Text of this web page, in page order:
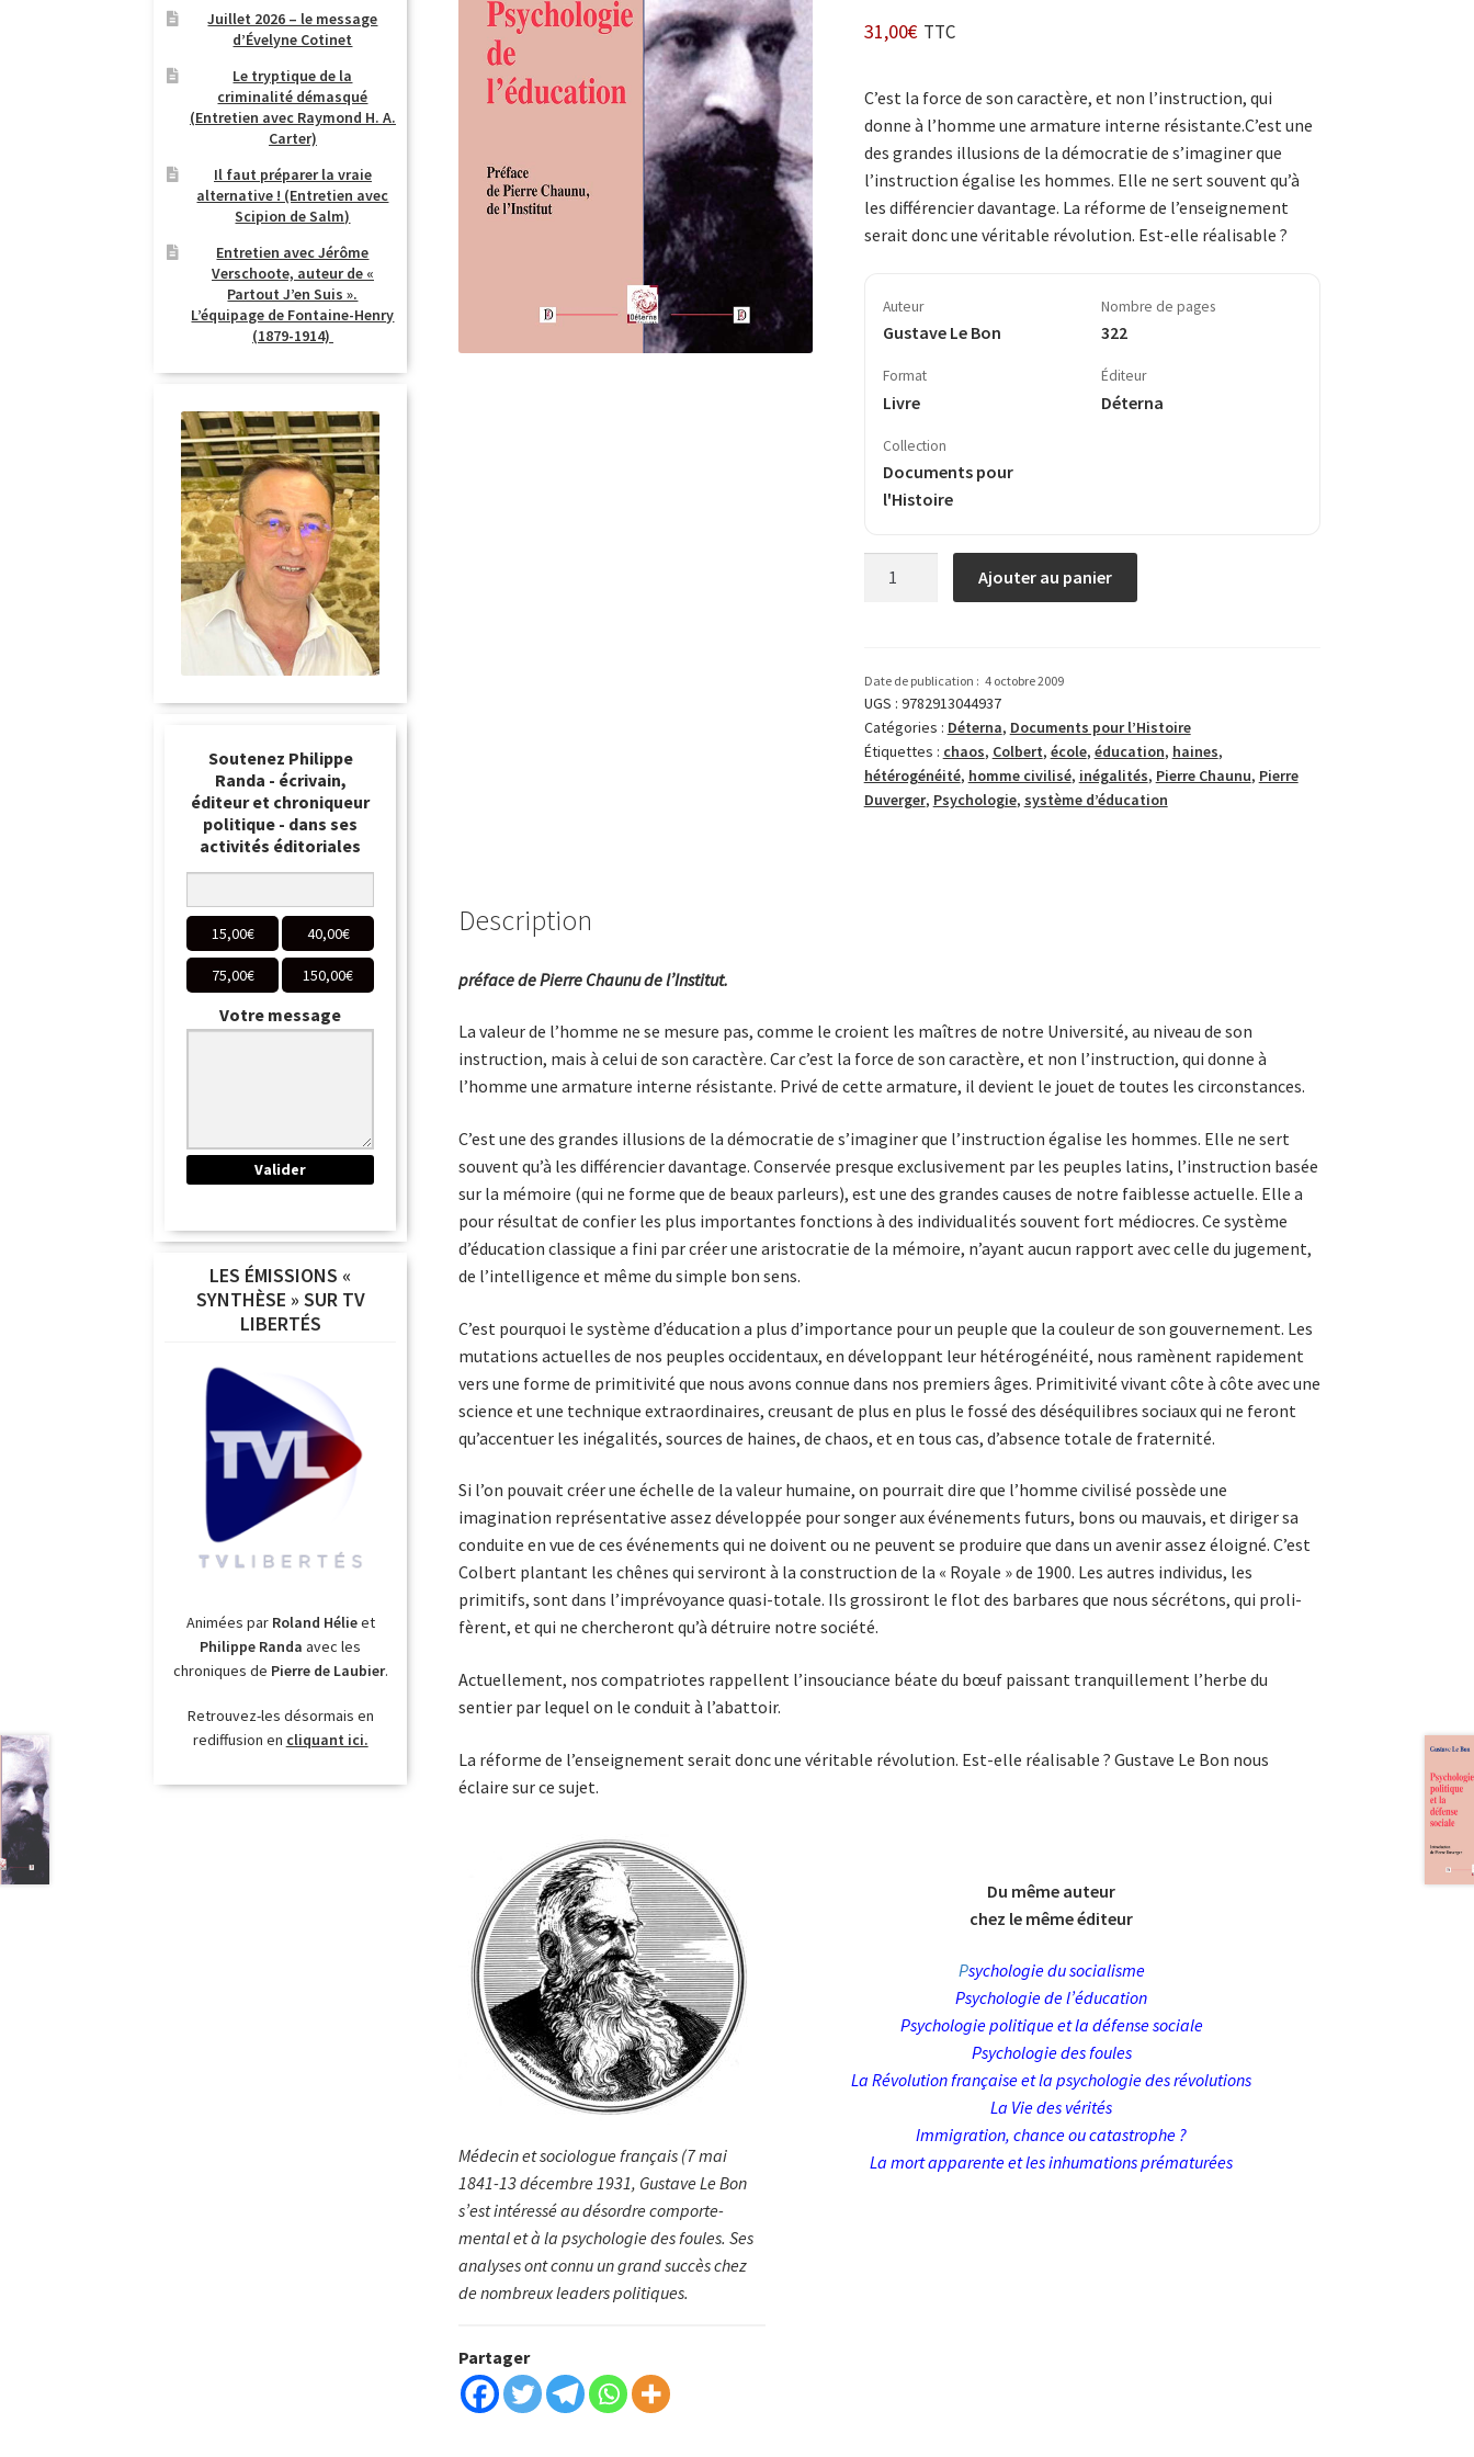
31,00€ TTC
C’est la force de son ca­­rac­­tère, et non l’instruc­tion, qui
donne à l’homme une armature interne résistante.C’est une
des grandes illusions de la démocratie de s’imaginer que
l’ins­truction égalise les hommes. Elle ne sert souvent qu’à
les diffé­ren­cier da­van­tage. La réforme de l’ensei­gnement
serait donc une véritable révolution. Est-elle réa­lisable ?
Auteur
Gustave Le Bon
Nombre de pages
322
Format
Livre
Éditeur
Déterna
Collection
Documents pour
l'Histoire
l’Éducation
Ajouter au panier
Date de publication : 4 octobre 2009
UGS : 9782913044937
Catégories : Déterna, Documents pour l’Histoire
Étiquettes : chaos, Colbert, école, éducation, haines,
hétérogénéité, homme civilisé, inégalités, Pierre Chaunu, Pierre
Duverger, Psychologie, système d’éducation
Description
préface de Pierre Chaunu de l’Institut.
La valeur de l’homme ne se mesure pas, comme le croient les maîtres de notre Université, au niveau de son
instruction, mais à celui de son caractère. Car c’est la force de son caractère, et non l’instruc­tion, qui donne à
l’homme une armature interne résistante. Privé de cette armature, il devient le jouet de toutes les circonstances.
C’est une des grandes illusions de la démocratie de s’imaginer que l’ins­truction égalise les hommes. Elle ne sert
souvent qu’à les diffé­ren­cier davantage. Conservée presque exclusivement par les peuples latins, l’ins­truction basée
sur la mémoire (qui ne forme que de beaux par­leurs), est une des grandes causes de notre faiblesse actuelle. Elle a
pour résultat de confier les plus importantes fonctions à des individualités souvent fort médiocres. Ce système
d’éducation classique a fini par créer une aristocratie de la mémoire, n’ayant aucun rapport avec celle du jugement,
de l’intelligence et même du simple bon sens.
C’est pourquoi le système d’éducation a plus d’importance pour un peuple que la couleur de son gouvernement. Les
mutations actuelles de nos peuples occidentaux, en développant leur hétérogénéité, nous ramè­nent rapidement
vers une forme de primitivité que nous avons connue dans nos premiers âges. Primitivité vivant côte à côte avec une
science et une technique extraordinaires, creusant de plus en plus le fossé des dé­séquilibres sociaux qui ne feront
qu’accentuer les inégalités, sour­ces de haines, de chaos, et en tous cas, d’absence totale de frater­nité.
Si l’on pouvait créer une échelle de la valeur humaine, on pourrait dire que l’homme civilisé possède une
imagination représentative assez développée pour songer aux événements futurs, bons ou mauvais, et di­riger sa
conduite en vue de ces événements qui ne doivent ou ne peuvent se produire que dans un avenir assez éloigné. C’est
Colbert plantant les chênes qui serviront à la construction de la « Royale » de 1900. Les autres individus, les
primitifs, sont dans l’imprévoyance quasi-totale. Ils grossiront le flot des barbares que nous sécrétons, qui proli­
fèrent, et qui ne chercheront qu’à détruire notre société.
Actuellement, nos compatriotes rappellent l’insouciance béate du bœuf paissant tranquillement l’herbe du
sentier par lequel on le con­duit à l’abattoir.
La réforme de l’enseignement serait donc une véritable révolution. Est-elle réalisable ? Gustave Le Bon nous
éclaire sur ce sujet.
Médecin et sociologue français (7 mai
1841-13 décembre 1931, Gustave Le Bon
s’est intéressé au désordre comporte­
mental et à la psychologie des foules. Ses
ana­lyses ont connu un grand succès chez
de nombreux leaders politi­ques.
Du même auteur
chez le même éditeur
Psychologie du socialisme
Psychologie de l’éducation
Psychologie politique et la défense sociale
Psychologie des foules
La Révolution française et la psychologie des révolutions
La Vie des vérités
Immigration, chance ou catastrophe ?
La mort apparente et les inhumations prématurées
Partager
Juillet 2026 – le message
d’Évelyne Cotinet
Le tryptique de la
criminalité démasqué
(Entretien avec Raymond H. A.
Carter)
Il faut préparer la vraie
alternative ! (Entretien avec
Scipion de Salm)
Entretien avec Jérôme
Verschoote, auteur de «
Partout J’en Suis ».
L’équipage de Fontaine-Henry
(1879-1914)
Soutenez Philippe
Randa - écrivain,
éditeur et chroniqueur
politique - dans ses
activités éditoriales
15,00€ 40,00€
75,00€ 150,00€
Votre message
LES ÉMISSIONS «
SYNTHÈSE » SUR TV
LIBERTÉS
Animées par Roland Hélieet
Philippe Randa avec les
chroniques de Pierre de Laubier.
Retrouvez-les désormais en
rediffusion en cliquant ici.